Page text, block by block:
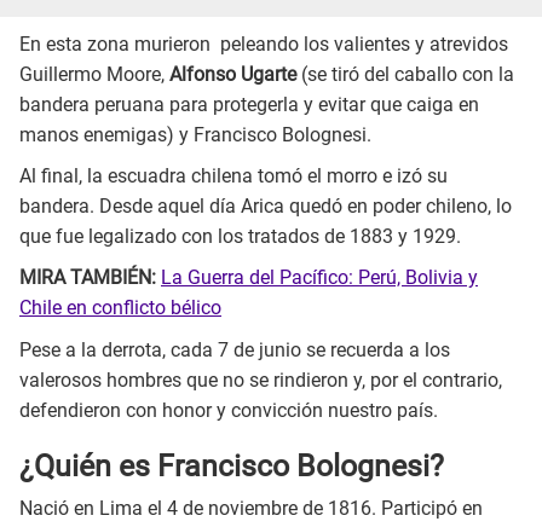
En esta zona murieron peleando los valientes y atrevidos
Guillermo Moore, Alfonso Ugarte(se tiró del caballo con la
bandera peruana para protegerla y evitar que caiga en
manos enemigas) y Francisco Bolognesi.
Al final, la escuadra chilena tomó el morro e izó su
bandera. Desde aquel día Arica quedó en poder chileno, lo
que fue legalizado con los tratados de 1883 y 1929.
MIRA TAMBIÉN: La Guerra del Pacífico: Perú, Bolivia y
Chile en conflicto bélico
Pese a la derrota, cada 7 de junio se recuerda a los
valerosos hombres que no se rindieron y, por el contrario,
defendieron con honor y convicción nuestro país.
¿Quién es Francisco Bolognesi?
Nació en Lima el 4 de noviembre de 1816. Participó en